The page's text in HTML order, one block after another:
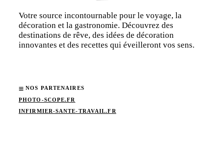
Votre source incontournable pour le voyage, la
décoration et la gastronomie. Découvrez des
destinations de rêve, des idées de décoration
innovantes et des recettes qui éveilleront vos sens.
NOS PARTENAIRES
PHOTO-SCOPE.FR
INFIRMIER-SANTE-TRAVAIL.FR